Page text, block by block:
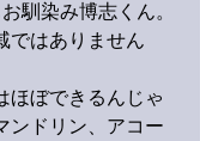
馴染み博志くん。
ではありません
ほぼできるんじゃ
ンドリン、アコー